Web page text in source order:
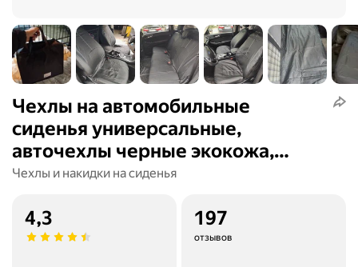
Чехлы на автомобильные
сиденья универсальные,
авточехлы черные экокожа,
кожаные комплект на весь салон
Чехлы и накидки на сиденья
4,3 197
отзывов